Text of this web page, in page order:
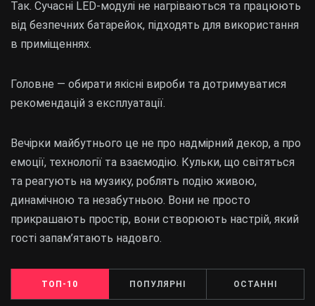
Так. Сучасні LED-модулі не нагріваються та працюють
від безпечних батарейок, підходять для використання
в приміщеннях.
Головне — обирати якісні вироби та дотримуватися
рекомендацій з експлуатації.
Вечірки майбутнього це не про надмірний декор, а про
емоції, технології та взаємодію. Кульки, що світяться
та реагують на музику, роблять подію живою,
динамічною та незабутньою. Вони не просто
прикрашають простір, вони створюють настрій, який
гості запам’ятають надовго.
ТОП-10 ПОПУЛЯРНІ ОСТАННІ